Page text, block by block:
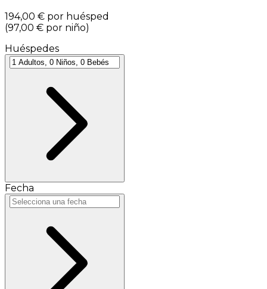
194,00 € por huésped
(97,00 € por niño)
Huéspedes
Fecha